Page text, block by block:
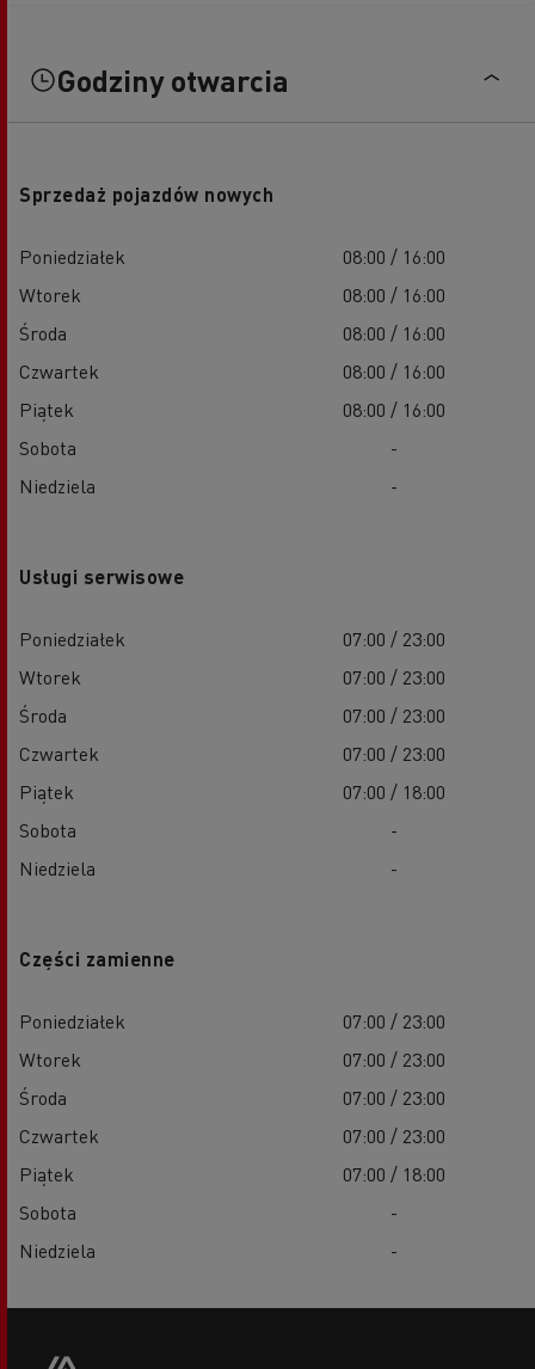
Godziny otwarcia
Sprzedaż pojazdów nowych
Poniedziałek
08:00 / 16:00
Wtorek
08:00 / 16:00
Środa
08:00 / 16:00
Czwartek
08:00 / 16:00
Piątek
08:00 / 16:00
Sobota
-
Niedziela
-
Usługi serwisowe
Poniedziałek
07:00 / 23:00
Wtorek
07:00 / 23:00
Środa
07:00 / 23:00
Czwartek
07:00 / 23:00
Piątek
07:00 / 18:00
Sobota
-
Niedziela
-
Części zamienne
Poniedziałek
07:00 / 23:00
Wtorek
07:00 / 23:00
Środa
07:00 / 23:00
Czwartek
07:00 / 23:00
Piątek
07:00 / 18:00
Sobota
-
Niedziela
-